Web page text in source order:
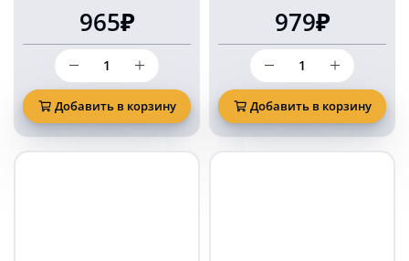
965₽
Количество
товара
Синий
маяк
мигалка
30
led
Добавить в корзину
979₽
Количество
товара
Маяк
проблесковый
светодиодный
KARAVAN
синий
Добавить в корзину